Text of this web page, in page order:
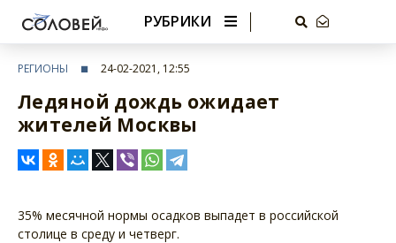
РУБРИКИ
РЕГИОНЫ 24-02-2021, 12:55
Ледяной дождь ожидает
жителей Москвы
35% месячной нормы осадков выпадет в российской
столице в среду и четверг.